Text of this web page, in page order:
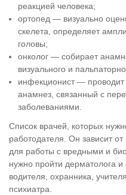
реакцией человека;
ортопед — визуально
скелета, определяет
головы;
онколог — собирает
визуального и
инфекционист —
анамнез, связанный с
заболеваниями.
Список врачей, которых
работодателя. Он зависит
для работы с вредными и
нужно пройти дерматолога
водителя, охранника,
психиатра.